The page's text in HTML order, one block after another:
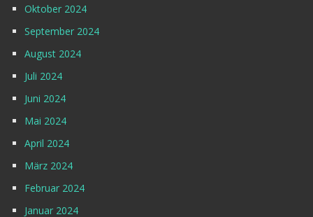
Oktober 2024
September 2024
August 2024
Juli 2024
Juni 2024
Mai 2024
April 2024
März 2024
Februar 2024
Januar 2024